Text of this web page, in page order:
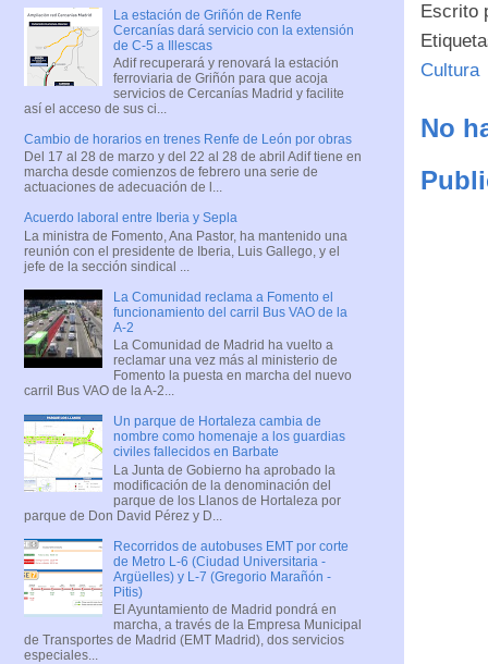
Escrito
Cultura
No
La estación de Griñón de Renfe
Cercanías dará servicio con la extensión
de C-5 a Illescas
Adif recuperará y renovará la estación
ferroviaria de Griñón para que acoja
servicios de Cercanías Madrid y facilite
así el acceso de sus ci...
Cambio de horarios en trenes Renfe de León por obras
Del 17 al 28 de marzo y del 22 al 28 de abril Adif tiene en
marcha desde comienzos de febrero una serie de
actuaciones de adecuación de l...
Acuerdo laboral entre Iberia y Sepla
La ministra de Fomento, Ana Pastor, ha mantenido una
reunión con el presidente de Iberia, Luis Gallego, y el
jefe de la sección sindical ...
La Comunidad reclama a Fomento el
funcionamiento del carril Bus VAO de la
A-2
La Comunidad de Madrid ha vuelto a
reclamar una vez más al ministerio de
Fomento la puesta en marcha del nuevo
carril Bus VAO de la A-2...
Un parque de Hortaleza cambia de
nombre como homenaje a los guardias
civiles fallecidos en Barbate
La Junta de Gobierno ha aprobado la
modificación de la denominación del
parque de los Llanos de Hortaleza por
parque de Don David Pérez y D...
Recorridos de autobuses EMT por corte
de Metro L-6 (Ciudad Universitaria -
Argüelles) y L-7 (Gregorio Marañón -
Pitis)
El Ayuntamiento de Madrid pondrá en
marcha, a través de la Empresa Municipal
de Transportes de Madrid (EMT Madrid), dos servicios
especiales...